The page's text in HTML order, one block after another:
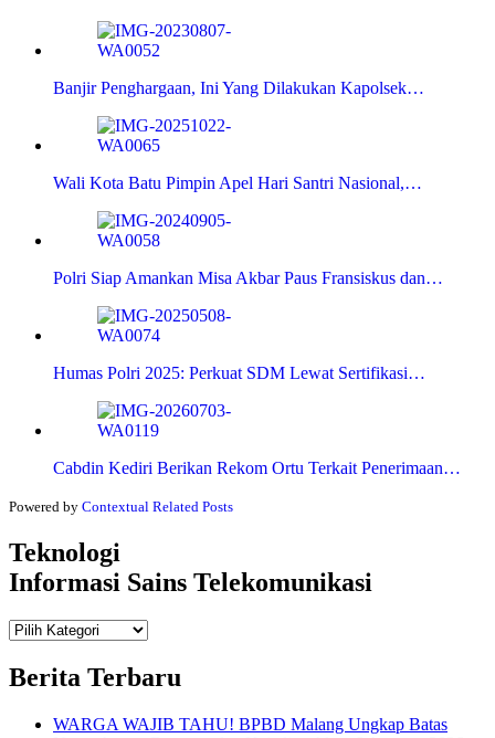
Banjir Penghargaan, Ini Yang Dilakukan Kapolsek…
Wali Kota Batu Pimpin Apel Hari Santri Nasional,…
Polri Siap Amankan Misa Akbar Paus Fransiskus dan…
Humas Polri 2025: Perkuat SDM Lewat Sertifikasi…
Cabdin Kediri Berikan Rekom Ortu Terkait Penerimaan…
Powered by Contextual Related Posts
Teknologi
Informasi Sains Telekomunikasi
Teknologi
Berita Terbaru
WARGA WAJIB TAHU! BPBD Malang Ungkap Batas